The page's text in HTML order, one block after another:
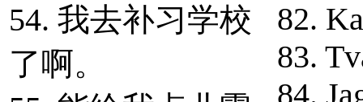
54. 我去补习学校
了啊。
82.
83.
84.